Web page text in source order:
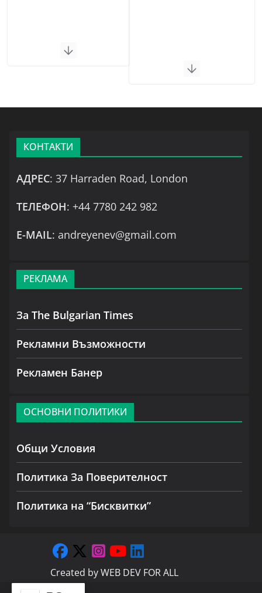
КОНТАКТИ
АДРЕС: 37 Harraden Road, London
ТЕЛЕФОН: +44 7780 242 982
Е-MAIL: andreyenev@gmail.com
РЕКЛАМА
За The Bulgarian Times
Рекламни Възможности
Рекламен Банер
ОСНОВНИ ПОЛИТИКИ
Общи Условия
Политика За Поверителност
Политика на “Бисквитки”
Created byWEB DEV FOR ALL